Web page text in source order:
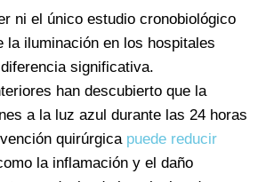
ni el único estudio cronobiológico
la iluminación en los hospitales
significativa.
han descubierto que la
a la luz azul durante las 24 horas
quirúrgica puede reducir
la inflamación y el daño